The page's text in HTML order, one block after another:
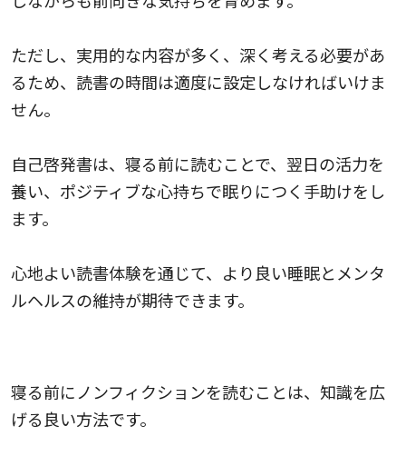
ただし、実用的な内容が多く、深く考える必要があ
るため、読書の時間は適度に設定しなければいけま
せん。
自己啓発書は、寝る前に読むことで、翌日の活力を
養い、ポジティブな心持ちで眠りにつく手助けをし
ます。
心地よい読書体験を通じて、より良い睡眠とメンタ
ルヘルスの維持が期待できます。
寝る前にノンフィクションを読むことは、知識を広
げる良い方法です。